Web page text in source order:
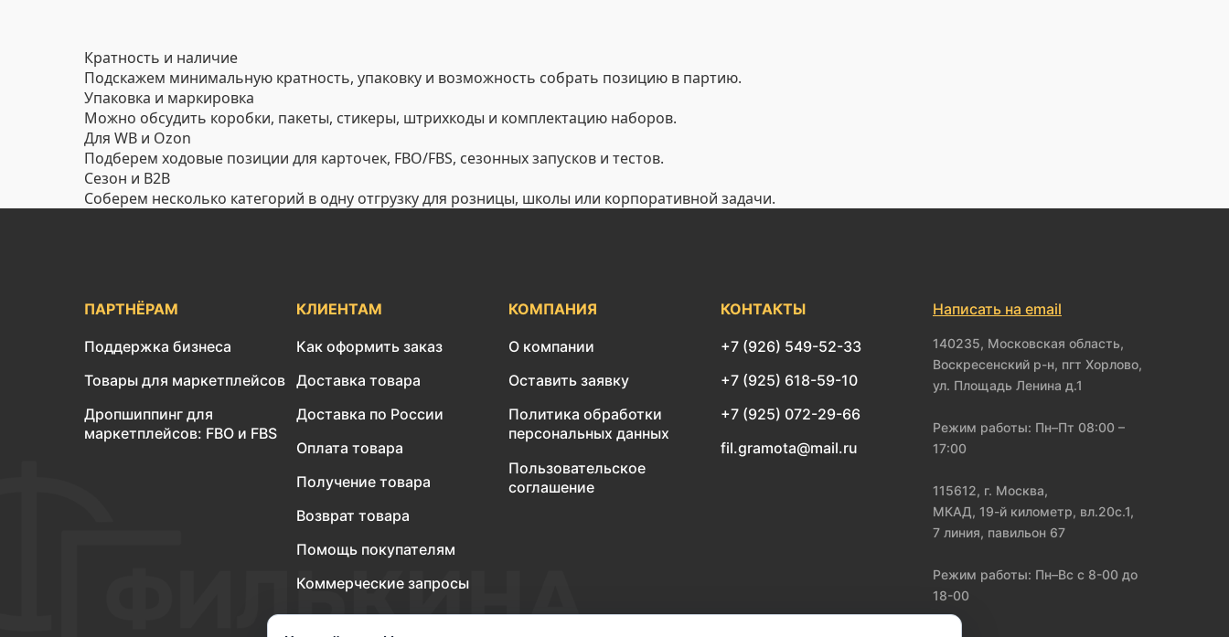
Кратность и наличие
Подскажем минимальную кратность, упаковку и возможность собрать позицию в партию.
Упаковка и маркировка
Можно обсудить коробки, пакеты, стикеры, штрихкоды и комплектацию наборов.
Для WB и Ozon
Подберем ходовые позиции для карточек, FBO/FBS, сезонных запусков и тестов.
Сезон и B2B
Соберем несколько категорий в одну отгрузку для розницы, школы или корпоративной задачи.
ПАРТНЁРАМ
Поддержка бизнеса
Товары для маркетплейсов
Дропшиппинг для
маркетплейсов: FBO и FBS
КЛИЕНТАМ
Как оформить заказ
Доставка товара
Доставка по России
Оплата товара
Получение товара
Возврат товара
Помощь покупателям
Коммерческие запросы
КОМПАНИЯ
О компании
Оставить заявку
Политика обработки
персональных данных
Пользовательское
соглашение
КОНТАКТЫ
+7 (926) 549-52-33
+7 (925) 618-59-10
+7 (925) 072-29-66
fil.gramota@mail.ru
Написать на email
140235, Московская область,
Воскресенский р-н, пгт Хорлово,
ул. Площадь Ленина д.1
Режим работы: Пн–Пт 08:00 –
17:00
115612, г. Москва,
МКАД, 19-й километр, вл.20с.1,
7 линия, павильон 67
Режим работы: Пн–Вс с 8-00 до
18-00